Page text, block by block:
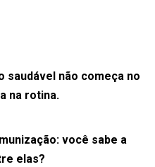
saudável não começa no
na rotina.
você sabe a
elas?